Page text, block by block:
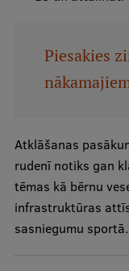
Research
Council of the
Research
Scientific
Doctoral School
Piesakies
Atklāšanas
rudenī notiks gan
tēmas kā bērnu
infrastruktūras
sasniegumu sportā.